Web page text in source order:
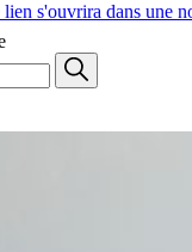
lien s'ouvrira dans une